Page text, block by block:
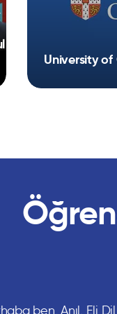
University of
OKULU
ben, Anıl. Eli